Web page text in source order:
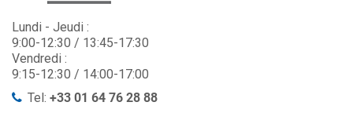
Lundi - Jeudi :
9:00-12:30 / 13:45-17:30
Vendredi :
9:15-12:30 / 14:00-17:00
Tel: +33 01 64 76 28 88